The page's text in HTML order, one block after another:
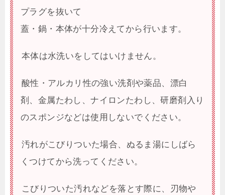
プラグを抜いて
蓋・鍋・本体が十分冷えてから行います。
本体は水洗いをしてはいけません。
酸性・アルカリ性の強い洗剤や薬品、漂白
剤、金属たわし、ナイロンたわし、研磨剤入り
のスポンジなどは使用しないでください。
汚れがこびりついた場合、ぬるま湯にしばら
くつけてから洗ってください。
こびりついた汚れなどを落とす際に、刃物や